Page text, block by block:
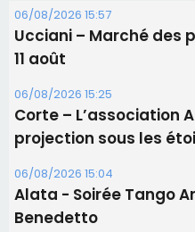
06/08/2026 15:57
Ucciani – Marché des
11 août
06/08/2026 15:25
Corte – L’association
projection sous les
06/08/2026 15:04
Alata - Soirée Tango
Benedetto